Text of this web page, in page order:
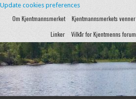
Update cookies preferences
Om Kjentmannsmerket Kjentmannsmerkets venner
Linker
Vilkår for Kjentmenns forum